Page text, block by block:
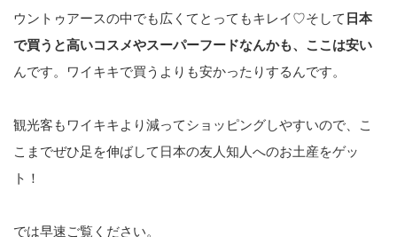
ウントゥアースの中でも広くてとってもキレイ♡そして 日本
で買うと高いコスメやスーパーフードなんかも、ここは安い
んです。ワイキキで買うよりも安かったりするんです。
観光客もワイキキより減ってショッピングしやすいので、こ
こまでぜひ足を伸ばして日本の友人知人へのお土産をゲッ
ト！
では早速ご覧ください。